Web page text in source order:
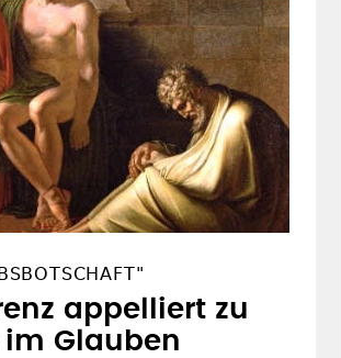
appelliert zu
Glauben